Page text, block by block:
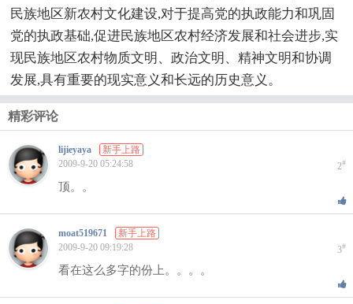
民族地区新农村文化建设,对于提高党的执政能力和巩固
党的执政基础,促进民族地区农村经济发展和社会进步,实
现民族地区农村物质文明、政治文明、精神文明和协调
发展,具有重要的现实意义和长远的历史意义。
精彩评论
lijieyaya
新手上路
2#
2009-9-20 05:24:58
顶。。
moat519671
新手上路
3#
2009-9-20 09:19:28
看在这么多字的份上。。。。